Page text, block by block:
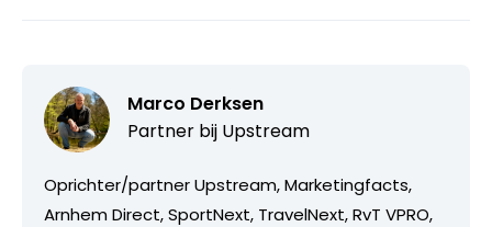
Marco Derksen
Partner bij Upstream
Oprichter/partner Upstream, Marketingfacts,
Arnhem Direct, SportNext, TravelNext, RvT VPRO,